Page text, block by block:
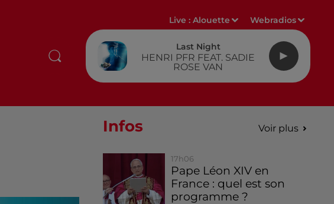
Live :Alouette Webradios
Last Night
HENRI PFR FEAT. SADIE
ROSE VAN
Infos Voir plus
17h06
Pape Léon XIV en
France : quel est son
programme ?